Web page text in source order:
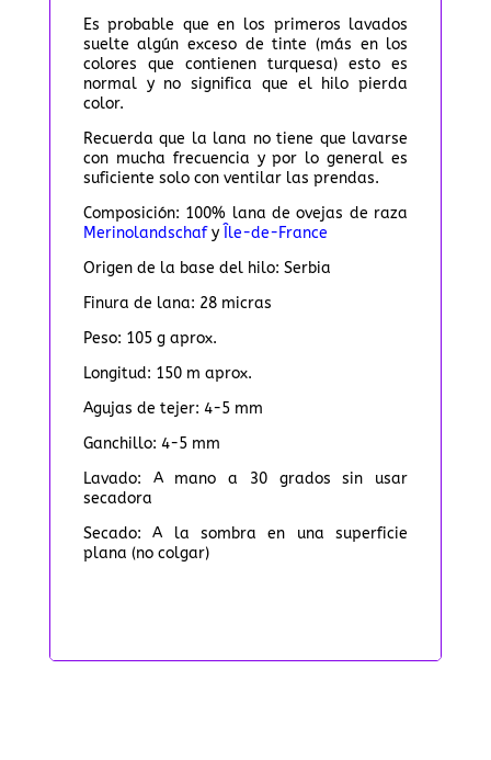
Es probable que en los primeros lavados
suelte algún exceso de tinte (más en los
colores que contienen turquesa) esto es
normal y no significa que el hilo pierda
color.
Recuerda que la lana no tiene que lavarse
con mucha frecuencia y por lo general es
suficiente solo con ventilar las prendas.
Composición: 100% lana de ovejas de raza
Merinolandschafy Île-de-France
Origen de la base del hilo: Serbia
Finura de lana: 28 micras
Peso: 105 g aprox.
Longitud: 150 m aprox.
Agujas de tejer: 4-5 mm
Ganchillo: 4-5 mm
Lavado: A mano a 30 grados sin usar
secadora
Secado: A la sombra en una superficie
plana (no colgar)